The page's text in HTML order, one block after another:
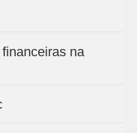
na